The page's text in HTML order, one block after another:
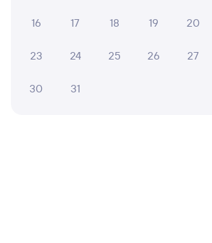
16 17 18 19 20
23 24 25 26 27
30 31